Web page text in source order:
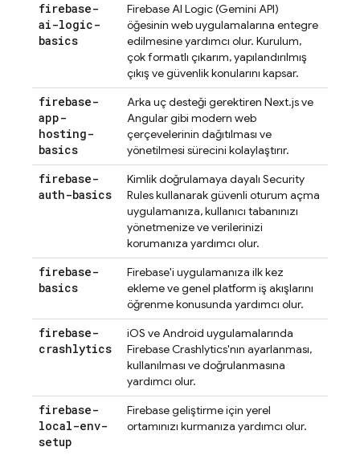
firebase-
ai-logic-
basics
Firebase AI Logic(Gemini API)
öğesinin web uygulamalarına entegre
edilmesine yardımcı olur. Kurulum,
çok formatlı çıkarım, yapılandırılmış
çıkış ve güvenlik konularını kapsar.
firebase-
app-
hosting-
basics
Arka uç desteği gerektiren Next.js ve
Angular gibi modern web
çerçevelerinin dağıtılması ve
yönetilmesi sürecini kolaylaştırır.
firebase-
auth-basics
Kimlik doğrulamaya dayalı Security
Ruleskullanarak güvenli oturum açma
uygulamanıza, kullanıcı tabanınızı
yönetmenize ve verilerinizi
korumanıza yardımcı olur.
firebase-
basics
Firebase'i uygulamanıza ilk kez
ekleme ve genel platform iş akışlarını
öğrenme konusunda yardımcı olur.
firebase-
crashlytics
iOS ve Android uygulamalarında
Firebase Crashlytics'nın ayarlanması,
kullanılması ve doğrulanmasına
yardımcı olur.
firebase-
local-env-
setup
Firebase geliştirme için yerel
ortamınızı kurmanıza yardımcı olur.